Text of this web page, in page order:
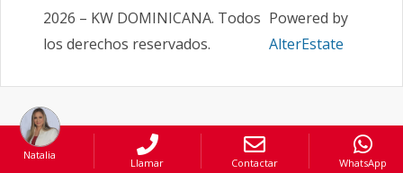
Natalia
Llamar Contactar WhatsApp
2026 – KW DOMINICANA. Todos
los derechos reservados.
Powered by
AlterEstate